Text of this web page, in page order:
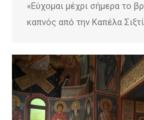
«Εύχομαι μέχρι σήμερα το
καπνός από την Καπέλα